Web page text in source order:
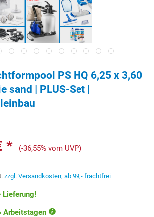
PS HQ 6,25 x 3,60
sand | PLUS-Set |
*
(-36,55% vom UVP)
zzgl. Versandkosten; ab 99,- frachtfrei
Lieferung!
Arbeitstagen